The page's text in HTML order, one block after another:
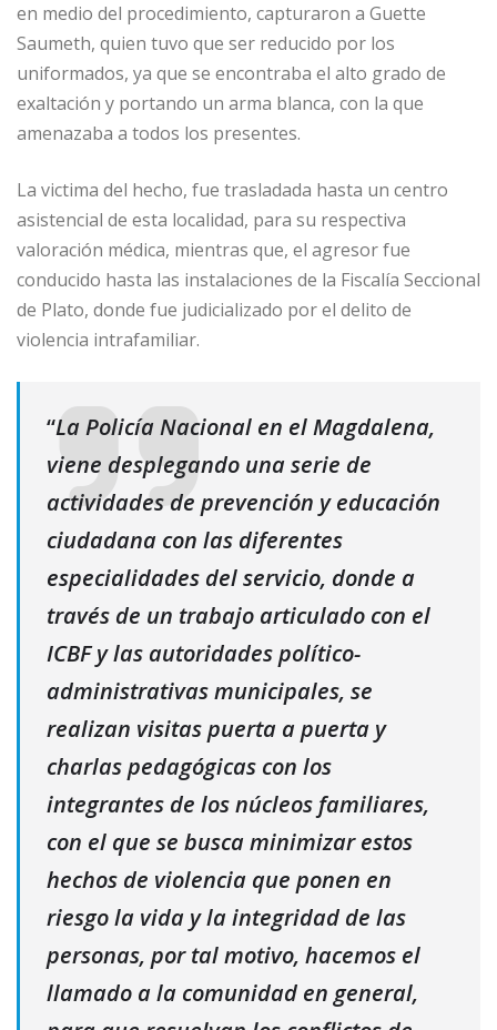
en medio del procedimiento, capturaron a Guette
Saumeth, quien tuvo que ser reducido por los
uniformados, ya que se encontraba el alto grado de
exaltación y portando un arma blanca, con la que
amenazaba a todos los presentes.
La victima del hecho, fue trasladada hasta un centro
asistencial de esta localidad, para su respectiva
valoración médica, mientras que, el agresor fue
conducido hasta las instalaciones de la Fiscalía Seccional
de Plato, donde fue judicializado por el delito de
violencia intrafamiliar.
“La Policía Nacional en el Magdalena,
viene desplegando una serie de
actividades de prevención y educación
ciudadana con las diferentes
especialidades del servicio, donde a
través de un trabajo articulado con el
ICBF y las autoridades político-
administrativas municipales, se
realizan visitas puerta a puerta y
charlas pedagógicas con los
integrantes de los núcleos familiares,
con el que se busca minimizar estos
hechos de violencia que ponen en
riesgo la vida y la integridad de las
personas, por tal motivo, hacemos el
llamado a la comunidad en general,